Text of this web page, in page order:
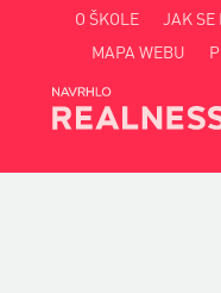
O ŠKOLE JAK SE
MAPA WEBU